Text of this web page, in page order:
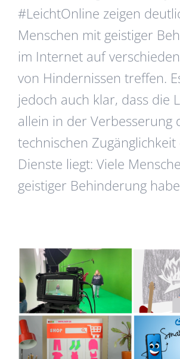
#LeichtOnline zeigen
Menschen mit geistiger
im Internet auf
von Hindernissen treffen.
jedoch auch klar, dass die
allein in der Verbesserung
technischen
Dienste liegt: Viele
geistiger Behinderung